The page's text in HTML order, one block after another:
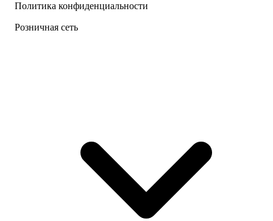
Политика конфиденциальности
Розничная сеть